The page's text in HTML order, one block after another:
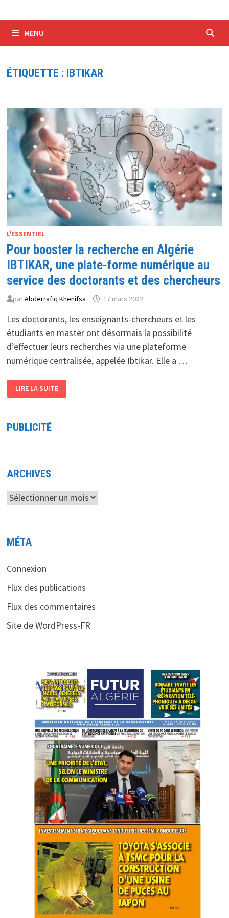
MENU
ÉTIQUETTE : IBTIKAR
L'ESSENTIEL
Pour booster la recherche en Algérie
IBTIKAR, une plate-forme numérique au
service des doctorants et des chercheurs
parAbderrafiq Khenifsa 17 mars 2022
Les doctorants, les enseignants-chercheurs et les
étudiants en master ont désormais la possibilité
d’effectuer leurs recherches via une plateforme
numérique centralisée, appelée Ibtikar. Elle a …
POUR
BOOSTER
LA
IBTIKAR,
UNE
SERVICE
DES
DOCTORANTS
ET
DES
CHERCHEURS
LIRE LA SUITE
PUBLICITÉ
ARCHIVES
Archives
MÉTA
Connexion
Flux des publications
Flux des commentaires
Site de WordPress-FR